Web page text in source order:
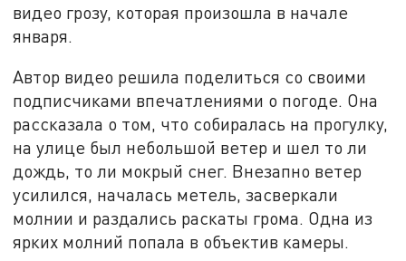
видео грозу, которая произошла в начале
января.
Автор видео решила поделиться со своими
подписчиками впечатлениями о погоде. Она
рассказала о том, что собиралась на прогулку,
на улице был небольшой ветер и шел то ли
дождь, то ли мокрый снег. Внезапно ветер
усилился, началась метель, засверкали
молнии и раздались раскаты грома. Одна из
ярких молний попала в объектив камеры.